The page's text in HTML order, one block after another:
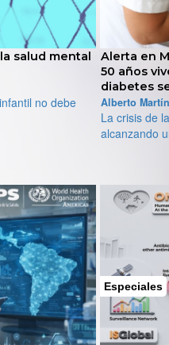
cada 10 adultos mayores
y el riesgo de
2026
crónicas en México está
Especiales